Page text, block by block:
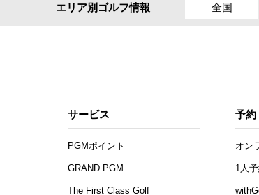
エリア別ゴルフ情報 全国
サービス
PGMポイント
GRAND PGM
The First Class Golf
予約
オン
1人